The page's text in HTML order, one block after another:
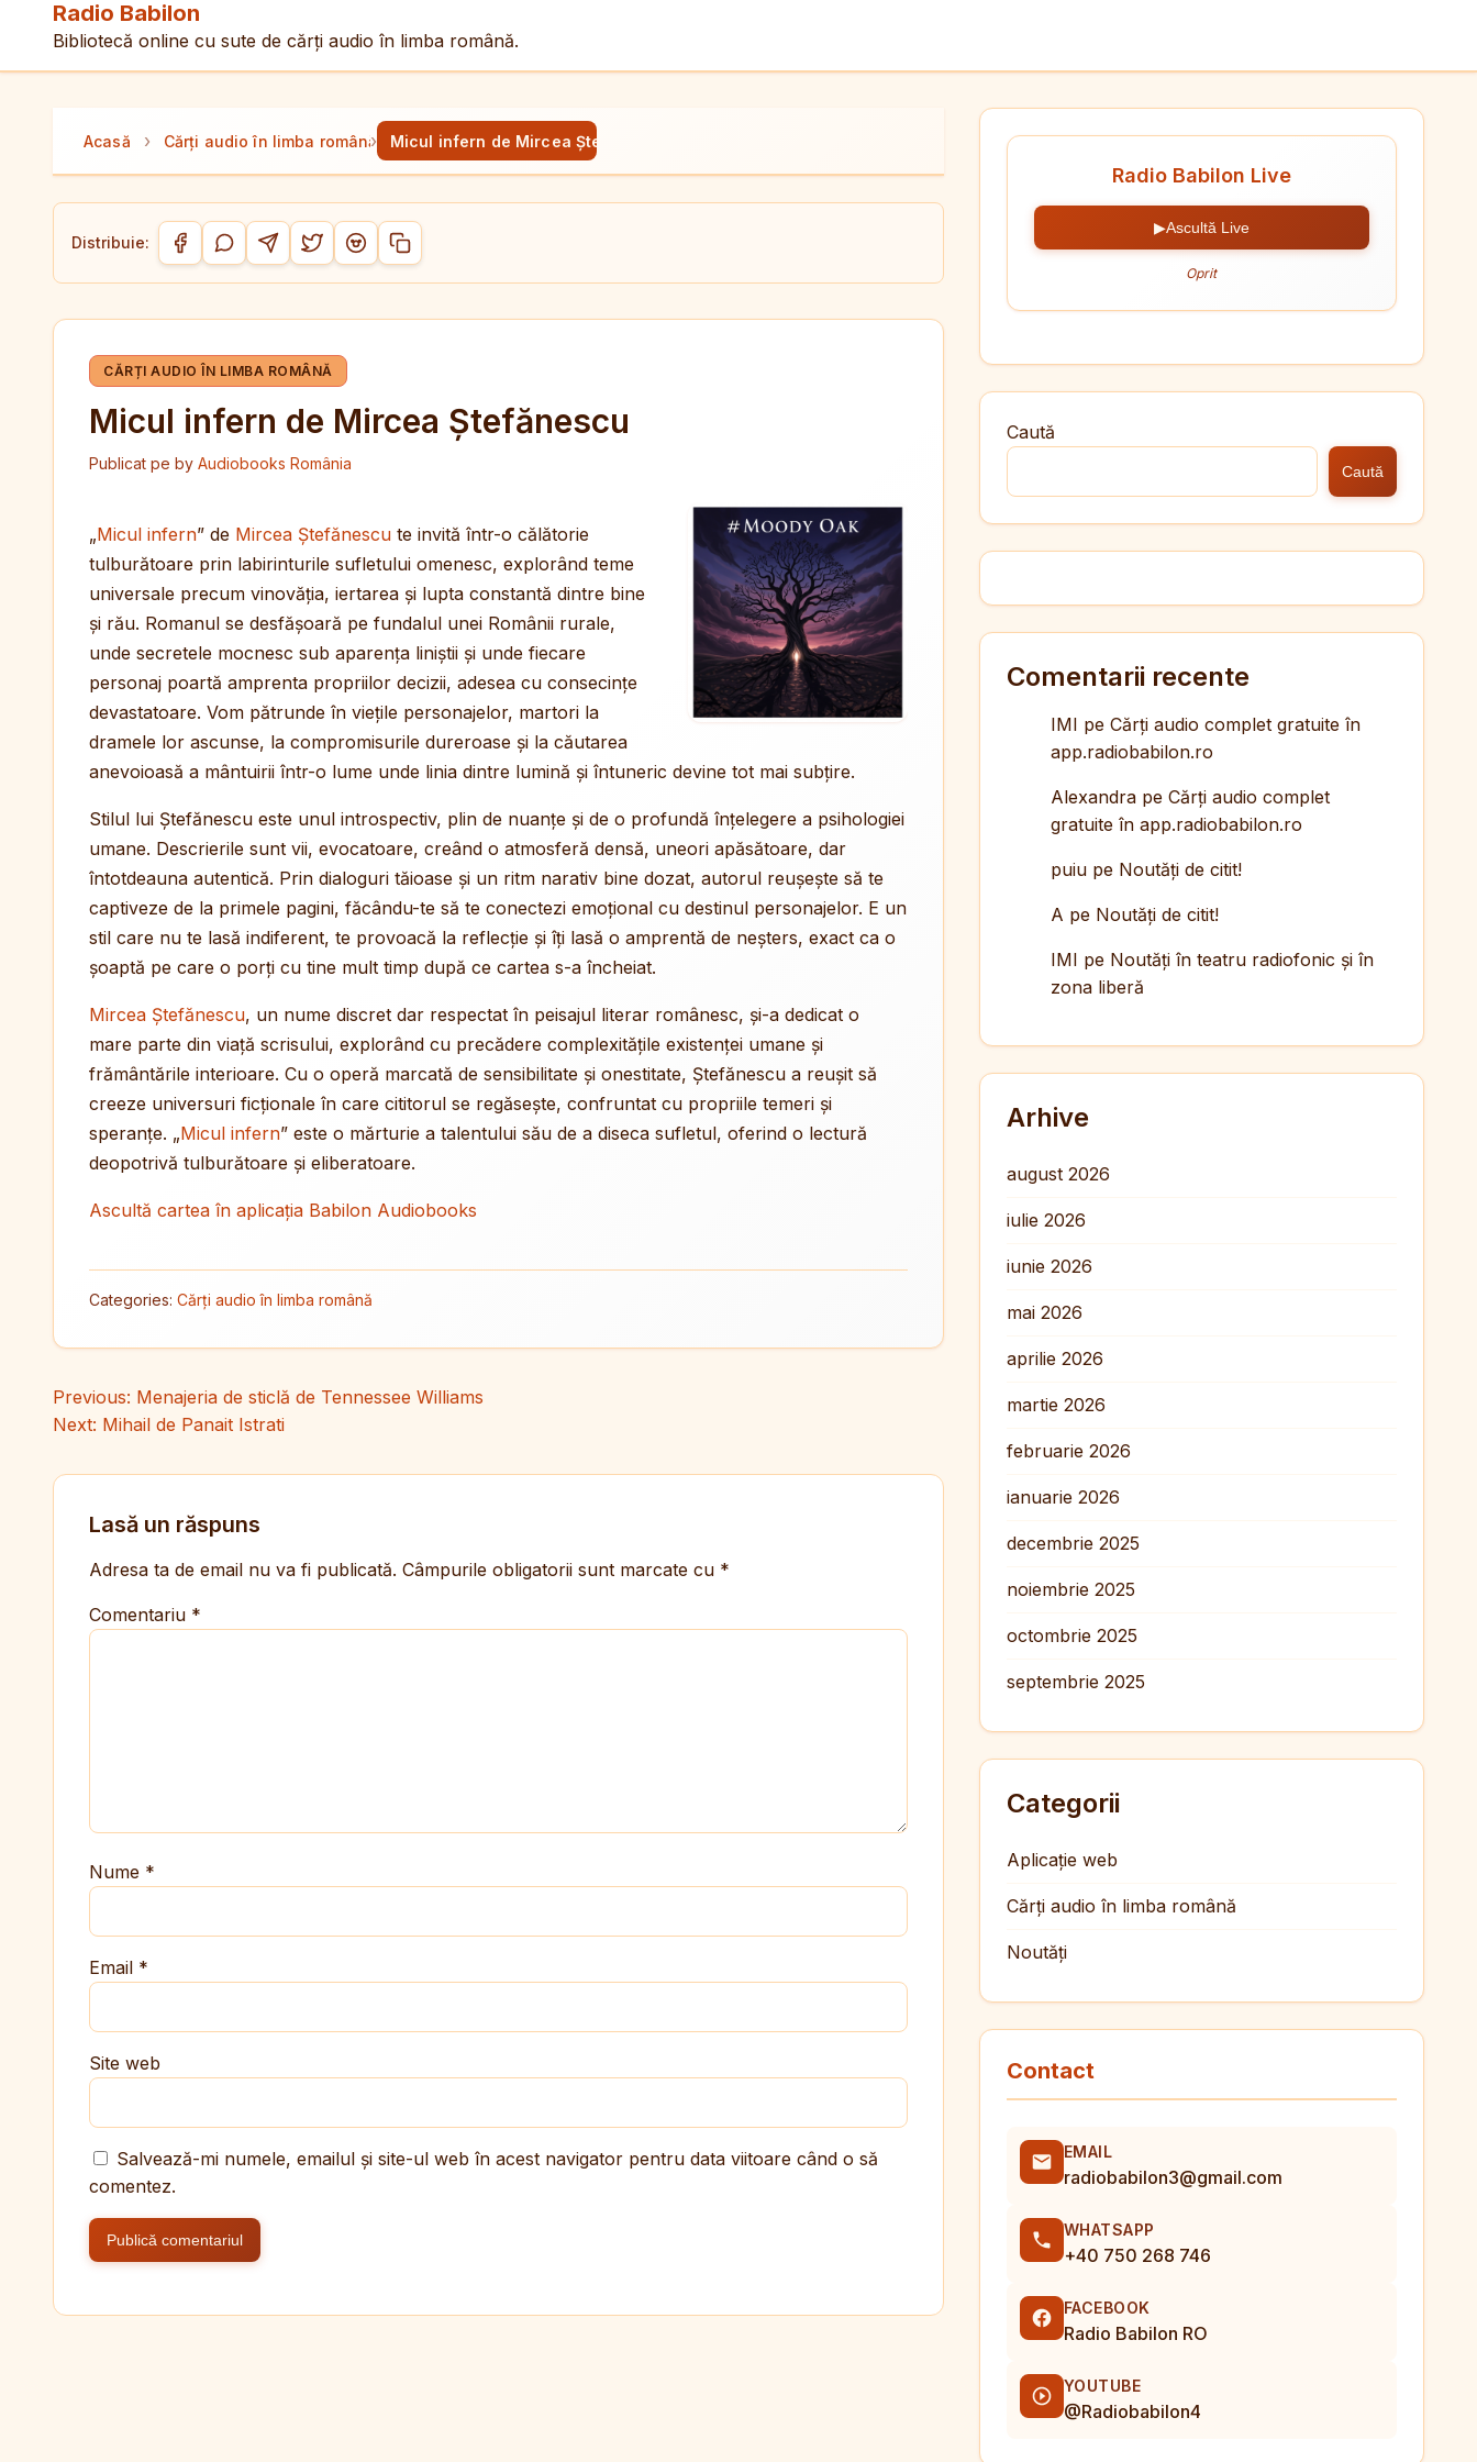
Radio Babilon
Bibliotecă online cu sute de cărți audio în limba română.
Acasă › Cărți audio în limba română
› Micul infern de Mircea Ștefănescu
Distribuie:
Distribuie pe Facebook
Distribuie pe WhatsApp
Distribuie pe Telegram
Distribuie pe Twitter/X
Distribuie pe Reddit
Copiază link-ul
CĂRȚI AUDIO ÎN LIMBA ROMÂNĂ
Micul infern de Mircea Ștefănescu
Publicat pe by Audiobooks România
„Micul infern” de Mircea Ștefănescu te invită într-o călătorie
tulburătoare prin labirinturile sufletului omenesc, explorând teme
universale precum vinovăția, iertarea și lupta constantă dintre bine
și rău. Romanul se desfășoară pe fundalul unei Românii rurale,
unde secretele mocnesc sub aparența liniștii și unde fiecare
personaj poartă amprenta propriilor decizii, adesea cu consecințe
devastatoare. Vom pătrunde în viețile personajelor, martori la
dramele lor ascunse, la compromisurile dureroase și la căutarea
anevoioasă a mântuirii într-o lume unde linia dintre lumină și întuneric devine tot mai subțire.
Stilul lui Ștefănescu este unul introspectiv, plin de nuanțe și de o profundă înțelegere a psihologiei
umane. Descrierile sunt vii, evocatoare, creând o atmosferă densă, uneori apăsătoare, dar
întotdeauna autentică. Prin dialoguri tăioase și un ritm narativ bine dozat, autorul reușește să te
captiveze de la primele pagini, făcându-te să te conectezi emoțional cu destinul personajelor. E un
stil care nu te lasă indiferent, te provoacă la reflecție și îți lasă o amprentă de neșters, exact ca o
șoaptă pe care o porți cu tine mult timp după ce cartea s-a încheiat.
Mircea Ștefănescu, un nume discret dar respectat în peisajul literar românesc, și-a dedicat o
mare parte din viață scrisului, explorând cu precădere complexitățile existenței umane și
frământările interioare. Cu o operă marcată de sensibilitate și onestitate, Ștefănescu a reușit să
creeze universuri ficționale în care cititorul se regăsește, confruntat cu propriile temeri și
speranțe. „Micul infern” este o mărturie a talentului său de a diseca sufletul, oferind o lectură
deopotrivă tulburătoare și eliberatoare.
Ascultă cartea în aplicația Babilon Audiobooks
Categories: Cărți audio în limba română
Navigare în articole
Previous: Menajeria de sticlă de Tennessee Williams
Next: Mihail de Panait Istrati
Lasă un răspuns
Adresa ta de email nu va fi publicată. Câmpurile obligatorii sunt marcate cu *
Comentariu *
Nume *
Email *
Site web
Salvează-mi numele, emailul și site-ul web în acest navigator pentru data viitoare când o să
comentez.
Radio Babilon Live
▶Ascultă Live
Oprit
Caută
Caută
Comentarii recente
IMI pe Cărți audio complet gratuite în
app.radiobabilon.ro
Alexandrape Cărți audio complet
gratuite în app.radiobabilon.ro
puiupe Noutăți de citit!
A pe Noutăți de citit!
IMI pe Noutăți în teatru radiofonic și în
zona liberă
Arhive
august 2026
iulie 2026
iunie 2026
mai 2026
aprilie 2026
martie 2026
februarie 2026
ianuarie 2026
decembrie 2025
noiembrie 2025
octombrie 2025
septembrie 2025
Categorii
Aplicație web
Cărți audio în limba română
Noutăți
Contact
EMAIL
radiobabilon3@gmail.com
WHATSAPP
+40 750 268 746
FACEBOOK
Radio Babilon RO
YOUTUBE
@Radiobabilon4